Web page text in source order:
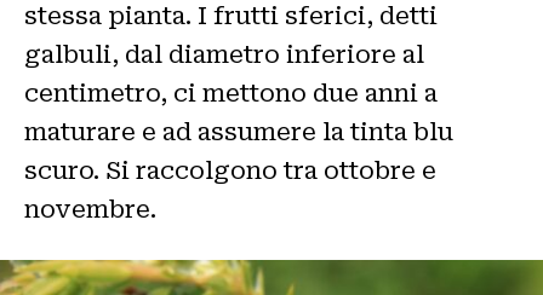
stessa pianta. I frutti sferici, detti
galbuli, dal diametro inferiore al
centimetro, ci mettono due anni a
maturare e ad assumere la tinta blu
scuro. Si raccolgono tra ottobre e
novembre.